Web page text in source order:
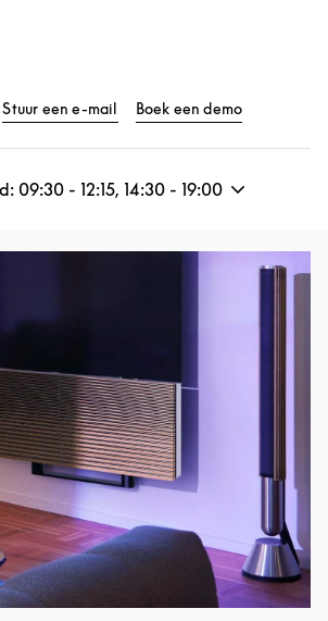
Opens in New Tab
Stuur een e-mail Boek een demo
09:30 - 12:15, 14:30 - 19:00